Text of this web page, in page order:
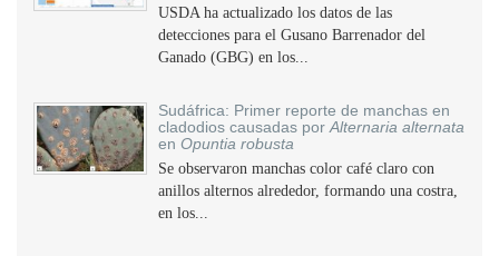
USDA ha actualizado los datos de las
detecciones para el Gusano Barrenador del
Ganado (GBG) en los...
Sudáfrica: Primer reporte de manchas en
cladodios causadas por Alternaria alternata
en Opuntia robusta
Se observaron manchas color café claro con
anillos alternos alrededor, formando una costra,
en los...